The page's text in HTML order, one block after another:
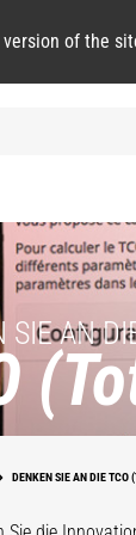
version of the
SIE AN
DENKEN SIE AN DIE TCO